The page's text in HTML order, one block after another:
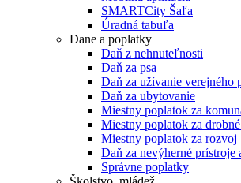
SMARTCity Šaľa
Úradná tabuľa
Dane a poplatky
Daň z nehnuteľnosti
Daň za psa
Daň za užívanie verejného
Daň za ubytovanie
Miestny poplatok za
Miestny poplatok za
Miestny poplatok za rozvoj
Daň za nevýherné prístroje
Správne poplatky